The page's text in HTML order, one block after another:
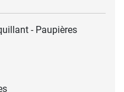
- Paupières